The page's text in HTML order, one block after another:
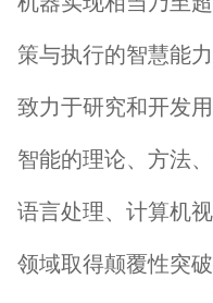
策与执行的智慧能
致力于研究和开发
智能的理论、方法
语言处理、计算机
领域取得颠覆性突